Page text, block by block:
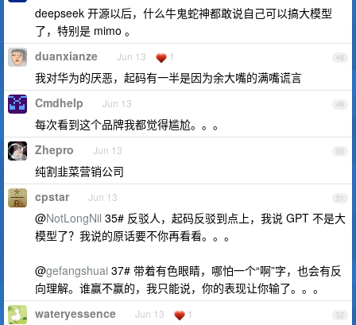
deepseek 开源以后，什么牛鬼蛇神都敢说自己可以搞大模型
了，特别是 mimo 。
48
duanxianze Jun 13 1
我对华为的厌恶，起码有一半是因为余大嘴的满嘴谎言
49
Cmdhelp Jun 13
每次看到这个品牌我都觉得尴尬。。。
50
Zhepro Jun 13
纯割韭菜营销公司
51
cpstar Jun 13
@NotLongNil 35# 反驳人，起码反驳到点上，我说 GPT 不是大
模型了？我说的原话要不你再看看。。。
@gefangshuai 37# 带着有色眼睛，哪怕一个“啊”字，也会有反
向理解。谁赢不赢的，我只能说，你的表现让你输了。。。
52
wateryessence Jun 13 1